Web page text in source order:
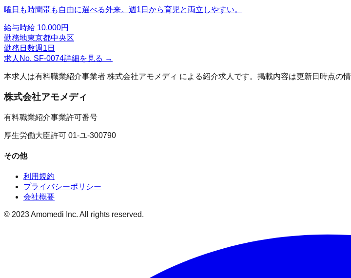
曜日も時間帯も自由に選べる外来。週1日から育児と両立しやすい。
給与時給 10,000円
勤務地東京都中央区
勤務日数週1日
求人No. SF-0074詳細を見る →
本求人は有料職業紹介事業者 株式会社アモメディ による紹介求人です。掲載内容は更新日時点の情
株式会社アモメディ
有料職業紹介事業許可番号
厚生労働大臣許可 01-ユ-300790
その他
利用規約
プライバシーポリシー
会社概要
© 2023 Amomedi Inc. All rights reserved.